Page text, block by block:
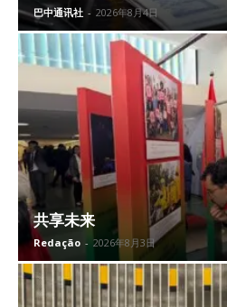
巴中通讯社 - 2026年8月4日
共享未来
Redação - 2026年8月3日